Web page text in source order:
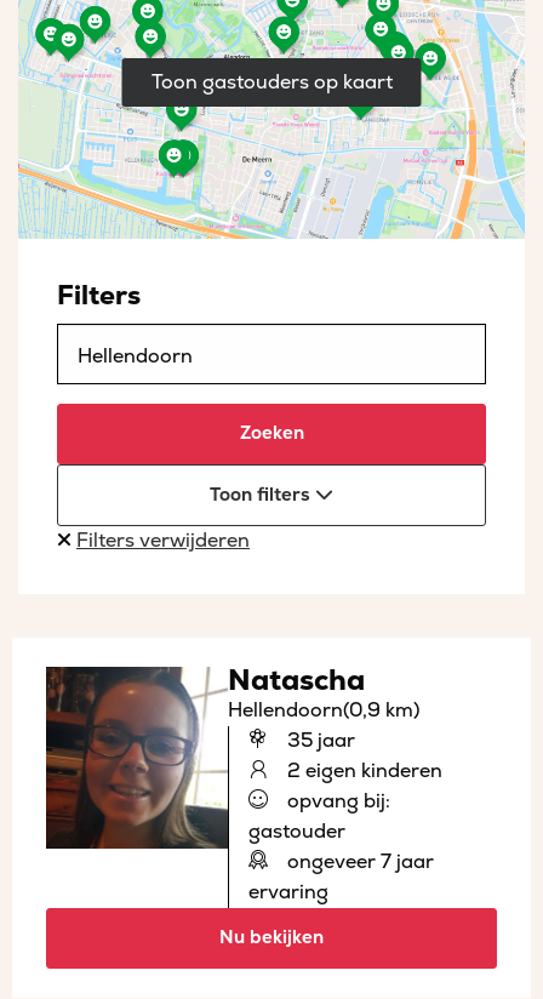
Toon gastouders op kaart
Filters
Zoeken
Toon filters
Filters verwijderen
Natascha
Hellendoorn(0,9 km)
35 jaar
2 eigen kinderen
opvang bij:
gastouder
ongeveer 7 jaar
ervaring
Nu bekijken